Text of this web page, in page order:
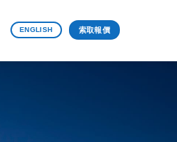
ENGLISH 索取報價